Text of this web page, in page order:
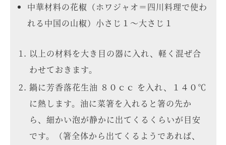
中華材料の花椒（ホワジャオ＝四川料理で使わ
れる中国の山椒）小さじ１～大さじ１
以上の材料を大き目の器に入れ、軽く混ぜ合
わせておきます。
鍋に芳香落花生油 ８０ｃｃ を入れ、１４０℃
に熱します。油に菜箸を入れると箸の先か
ら、細かい泡が静かに出てくるくらいが目安
です。（箸全体から出てくるようであれば、